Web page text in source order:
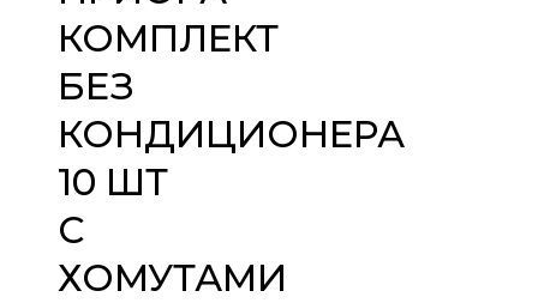
КОМПЛЕКТ
БЕЗ
КОНДИЦИОНЕРА
10 ШТ
С
ХОМУТАМИ